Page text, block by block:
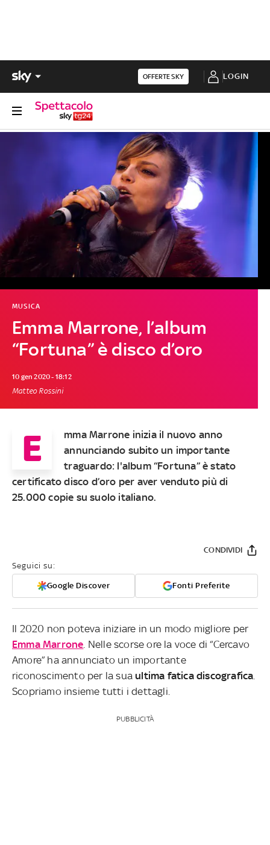
OFFERTE SKY LOGIN
Emma Marrone, l’album
“Fortuna” è disco d’oro
MUSICA
10 gen 2020 - 18:12
Matteo Rossini
E mma Marrone inizia il nuovo anno
annunciando subito un importante
traguardo: l'album “Fortuna” è stato
certificato disco d’oro per aver venduto più di
25.000 copie su suolo italiano.
Seguici su:
Google Discover Fonti Preferite
CONDIVIDI
Il 2020 non poteva iniziare in un modo migliore per
Emma Marrone . Nelle scorse ore la voce di “Cercavo
Amore” ha annunciato un importante
riconoscimento per la suaultima fatica discografica
Scopriamo insieme tutti i dettagli.
PUBBLICITÀ